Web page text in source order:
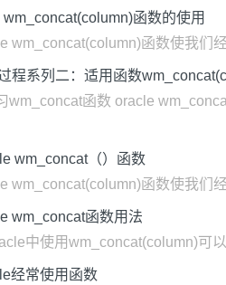
wm_concat(column)函数的使用
wm_concat(column)函数使我们
程系列二：适用函数
wm_concat函数 oracle
wm_concat（）函数
wm_concat(column)函数使我们
wm_concat函数用法
中使用wm_concat(column)可
经常使用函数